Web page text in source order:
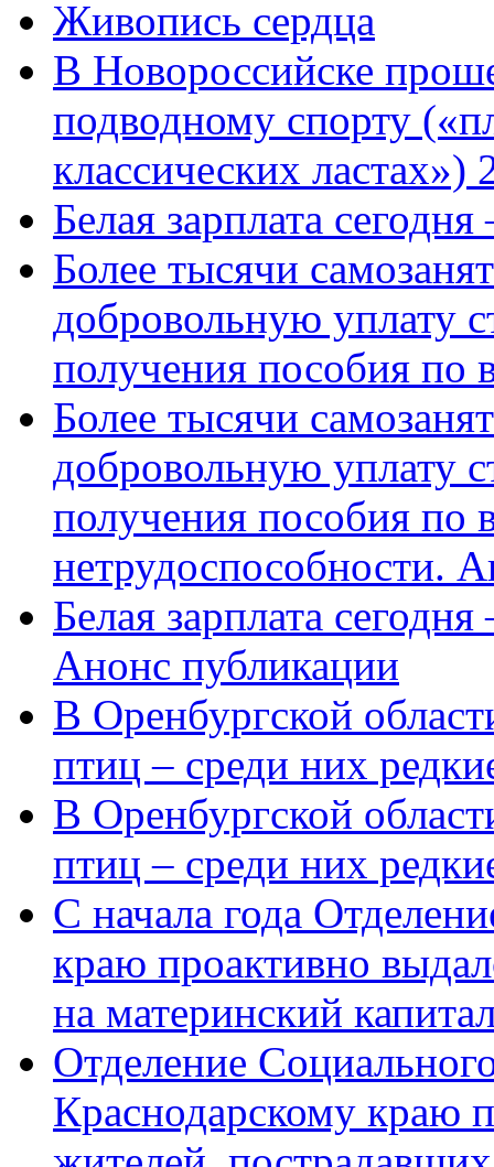
Живопись сердца
В Новороссийске
подводному спорту
классических ластах»)
Белая зарплата
Более тысячи
добровольную уплату
получения пособия по
Более тысячи
добровольную уплату
получения пособия по
нетрудоспособности.
Белая зарплата
Анонс публикации
В Оренбургской
птиц – среди них
В Оренбургской
птиц – среди них
С начала года
краю проактивно
на материнский
Отделение
Краснодарскому краю